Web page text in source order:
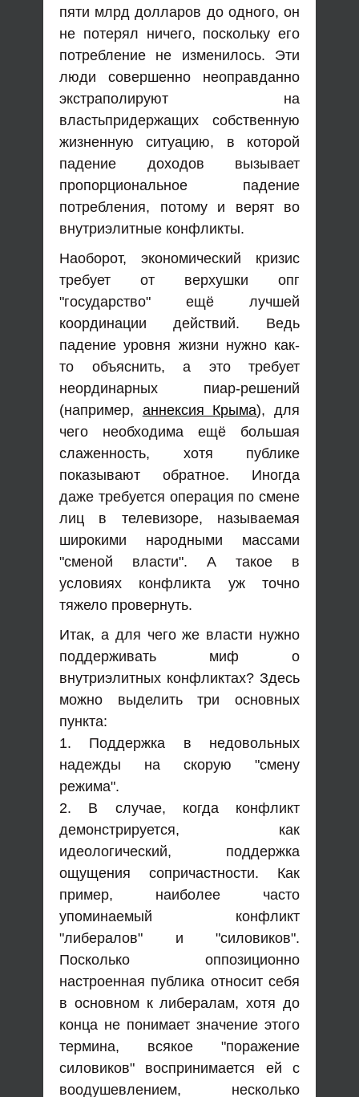
пяти млрд долларов до одного, он
не потерял ничего, поскольку его
потребление не изменилось. Эти
люди совершенно неоправданно
экстраполируют на
властьпридержащих собственную
жизненную ситуацию, в которой
падение доходов вызывает
пропорциональное падение
потребления, потому и верят во
внутриэлитные конфликты.
Наоборот, экономический кризис
требует от верхушки опг
"государство" ещё лучшей
координации действий. Ведь
падение уровня жизни нужно как-
то объяснить, а это требует
неординарных пиар-решений
(например, аннексия Крыма), для
чего необходима ещё большая
слаженность, хотя публике
показывают обратное. Иногда
даже требуется операция по смене
лиц в телевизоре, называемая
широкими народными массами
"сменой власти". А такое в
условиях конфликта уж точно
тяжело провернуть.
Итак, а для чего же власти нужно
поддерживать миф о
внутриэлитных конфликтах? Здесь
можно выделить три основных
пункта:
1. Поддержка в недовольных
надежды на скорую "смену
режима".
2. В случае, когда конфликт
демонстрируется, как
идеологический, поддержка
ощущения сопричастности. Как
пример, наиболее часто
упоминаемый конфликт
"либералов" и "силовиков".
Посколько оппозиционно
настроенная публика относит себя
в основном к либералам, хотя до
конца не понимает значение этого
термина, всякое "поражение
силовиков" воспринимается ей с
воодушевлением, несколько